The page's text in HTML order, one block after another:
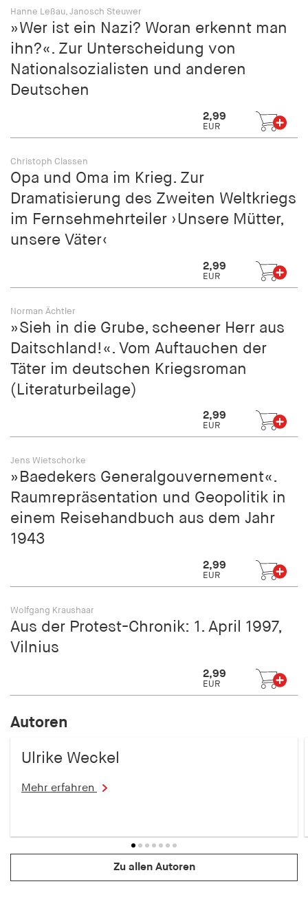
Hanne Leßau, Janosch Steuwer
»Wer ist ein Nazi? Woran erkennt man
ihn?«. Zur Unterscheidung von
Nationalsozialisten und anderen
Deutschen
2,99
EUR
Christoph Classen
Opa und Oma im Krieg. Zur
Dramatisierung des Zweiten Weltkriegs
im Fernsehmehrteiler ›Unsere Mütter,
unsere Väter‹
2,99
EUR
Norman Ächtler
»Sieh in die Grube, scheener Herr aus
Daitschland!«. Vom Auftauchen der
Täter im deutschen Kriegsroman
(Literaturbeilage)
2,99
EUR
Jens Wietschorke
»Baedekers Generalgouvernement«.
Raumrepräsentation und Geopolitik in
einem Reisehandbuch aus dem Jahr
1943
2,99
EUR
Wolfgang Kraushaar
Aus der Protest-Chronik: 1. April 1997,
Vilnius
2,99
EUR
Autoren
Ulrike Weckel
Mehr erfahren
Zu allen Autoren
Anbieter:
hamburger-edition.de
Cookie Laufzeit:
7 Tage